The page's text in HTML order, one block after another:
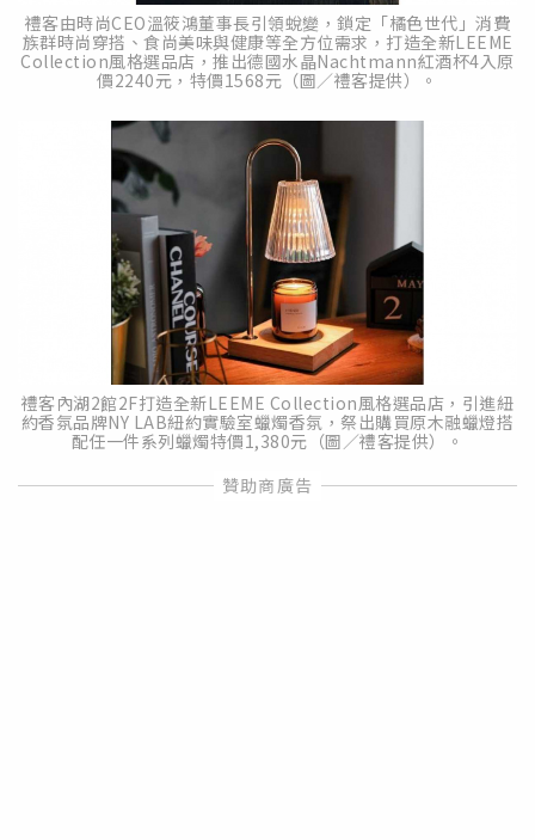
禮客由時尚CEO溫筱鴻董事長引領蛻變，鎖定「橘色世代」消費
族群時尚穿搭、食尚美味與健康等全方位需求，打造全新LEEME
Collection風格選品店，推出德國水晶Nachtmann紅酒杯4入原
價2240元，特價1568元（圖／禮客提供）。
禮客內湖2館2F打造全新LEEME Collection風格選品店，引進紐
約香氛品牌NY LAB紐約實驗室蠟燭香氛，祭出購買原木融蠟燈搭
配任一件系列蠟燭特價1,380元（圖／禮客提供）。